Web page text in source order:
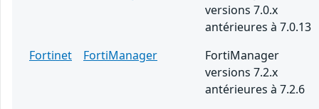
versions 7.0.x
antérieures à 7.0.13
Fortinet
FortiManager
FortiManager
versions 7.2.x
antérieures à 7.2.6